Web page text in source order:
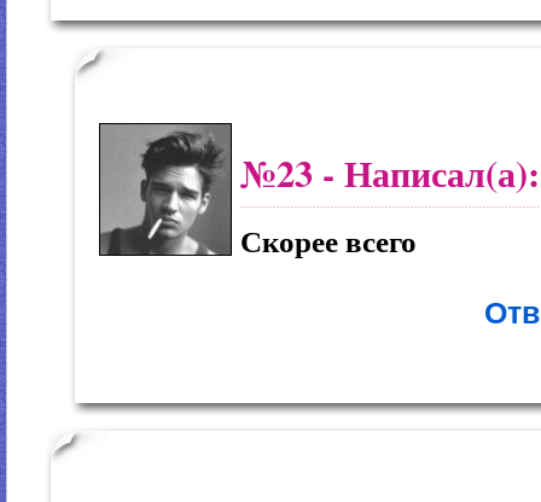
№23 -
Скорее всего